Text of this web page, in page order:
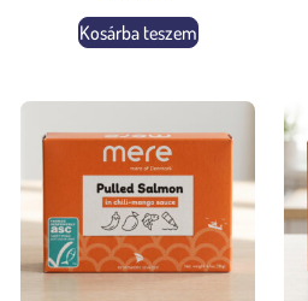
Kosárba teszem